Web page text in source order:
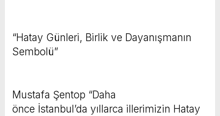
“Hatay Günleri, Birlik ve Dayanışmanın
Sembolü”
Mustafa Şentop “Daha
önce İstanbul’da yıllarca illerimizin Hatay